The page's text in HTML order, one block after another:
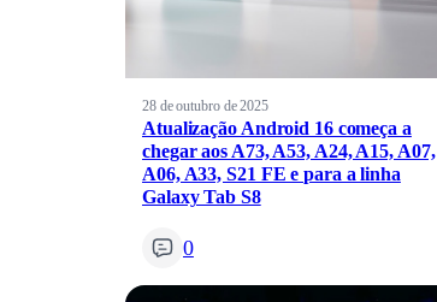
28 de outubro de 2025
Atualização Android 16 começa a
chegar aos A73, A53, A24, A15, A07,
A06, A33, S21 FE e para a linha
Galaxy Tab S8
0